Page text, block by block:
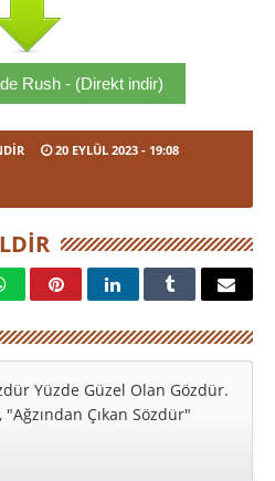
Rush - (Direkt indir)
20 EYLÜL 2023 - 19:08
Yüzde Güzel Olan Gözdür.
Çıkan Sözdür"